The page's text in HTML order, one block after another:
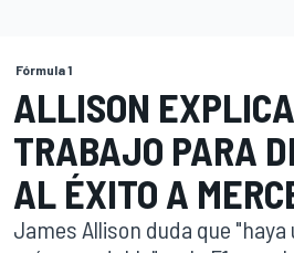
Fórmula 1
ALLISON
TRABAJO PARA
AL ÉXITO A
James Allison duda que